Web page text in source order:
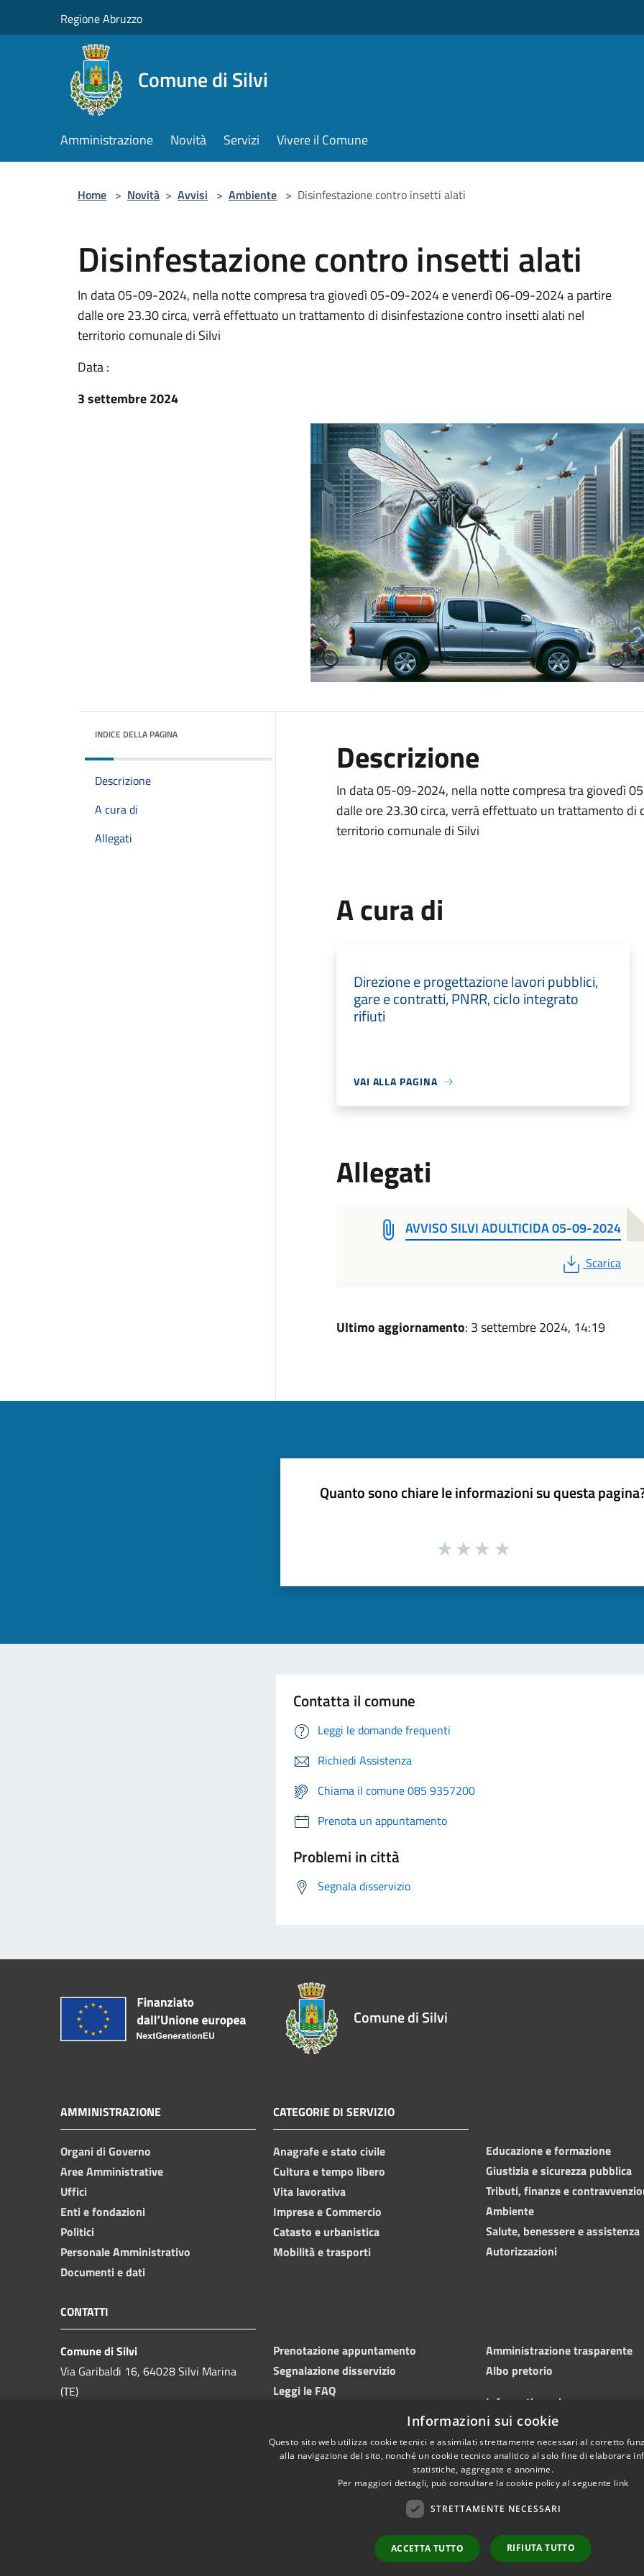
Regione Abruzzo
Comune di Silvi
Amministrazione Novità Servizi Vivere il Comune
Home > Novità > Avvisi > Ambiente > Disinfestazione contro insetti alati
Disinfestazione contro insetti alati
In data 05-09-2024, nella notte compresa tra giovedì 05-09-2024 e venerdì 06-09-2024 a partire
dalle ore 23.30 circa, verrà effettuato un trattamento di disinfestazione contro insetti alati nel
territorio comunale di Silvi
Data :
3 settembre 2024
INDICE DELLA PAGINA
Descrizione
A cura di
Allegati
Descrizione
In data 05-09-2024, nella notte compresa tra giovedì
dalle ore 23.30 circa, verrà effettuato un trattamento
territorio comunale di Silvi
A cura di
Direzione e progettazione lavori pubblici,
gare e contratti, PNRR, ciclo integrato
rifiuti
VAI ALLA PAGINA
Allegati
AVVISO SILVI ADULTICIDA 05-09-2024
PDF
Scarica
Ultimo aggiornamento: 3 settembre 2024, 14:19
Quanto sono chiare le informazioni su questa
Contatta il comune
Leggi le domande frequenti
Richiedi Assistenza
Chiama il comune 085 9357200
Prenota un appuntamento
Problemi in città
Segnala disservizio
Comune di Silvi
AMMINISTRAZIONE
Organi di Governo
Aree Amministrative
Uffici
Enti e fondazioni
Politici
Personale Amministrativo
Documenti e dati
CATEGORIE DI SERVIZIO
Anagrafe e stato civile
Cultura e tempo libero
Vita lavorativa
Imprese e Commercio
Catasto e urbanistica
Mobilità e trasporti
Educazione e formazione
Giustizia e sicurezza pubblica
Tributi, finanze e
Ambiente
Salute, benessere e assistenza
Autorizzazioni
CONTATTI
Comune di Silvi
Via Garibaldi 16, 64028 Silvi Marina
(TE)
Prenotazione appuntamento
Segnalazione disservizio
Leggi le FAQ
Amministrazione trasparente
Albo pretorio
Informativa privacy
Note legali
Dichiarazione di accessibilità
Informazioni sui cookie
Questo sito web utilizza cookie tecnici e assimilati strettamente necessari al corretto
alla navigazione del sito, nonché un cookie tecnico analitico al solo fine di elaborare
statistiche, aggregate e anonime.
Per maggiori dettagli, può consultare la cookie policy al seguente link
STRETTAMENTE NECESSARI
ACCETTA TUTTO RIFIUTA TUTTO